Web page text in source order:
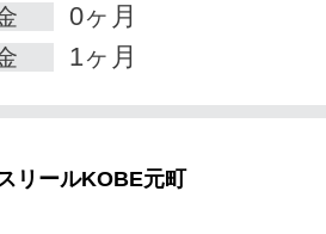
0ヶ月
1ヶ月
リールKOBE元町